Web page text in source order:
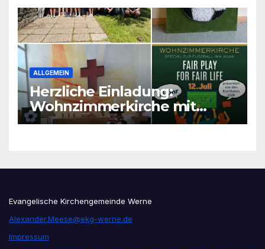
ALLGEMEIN
Herzliche Einladung:
Wohnzimmerkirche mit
unseren Konfis
Evangelische Kirchengemeinde Werne
Alexander.Meese@ekg-werne.de
Impressum